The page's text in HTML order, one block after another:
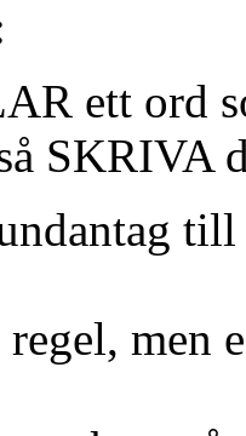
ett ord
SKRIVA
men